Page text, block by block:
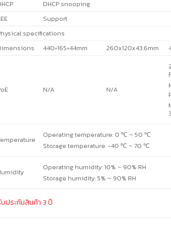
DHCP snooping
Support
specifications
440×165×44mm 260x120x43.6mm
N/A N/A
Operating temperature: 0 ℃ ~ 50 ℃
Storage temperature: -40 ℃ ~ 70 ℃
Operating humidity: 10% ~ 90% RH
Storage humidity: 5% ~ 90% RH
ประกันสินค้า 3 ปี